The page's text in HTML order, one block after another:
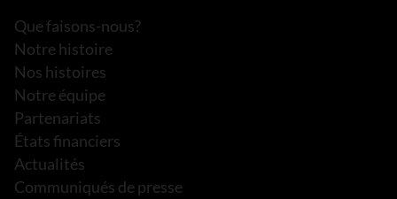
Que faisons-nous?
Notre histoire
Nos histoires
Notre équipe
Partenariats
États financiers
Actualités
Communiqués de presse